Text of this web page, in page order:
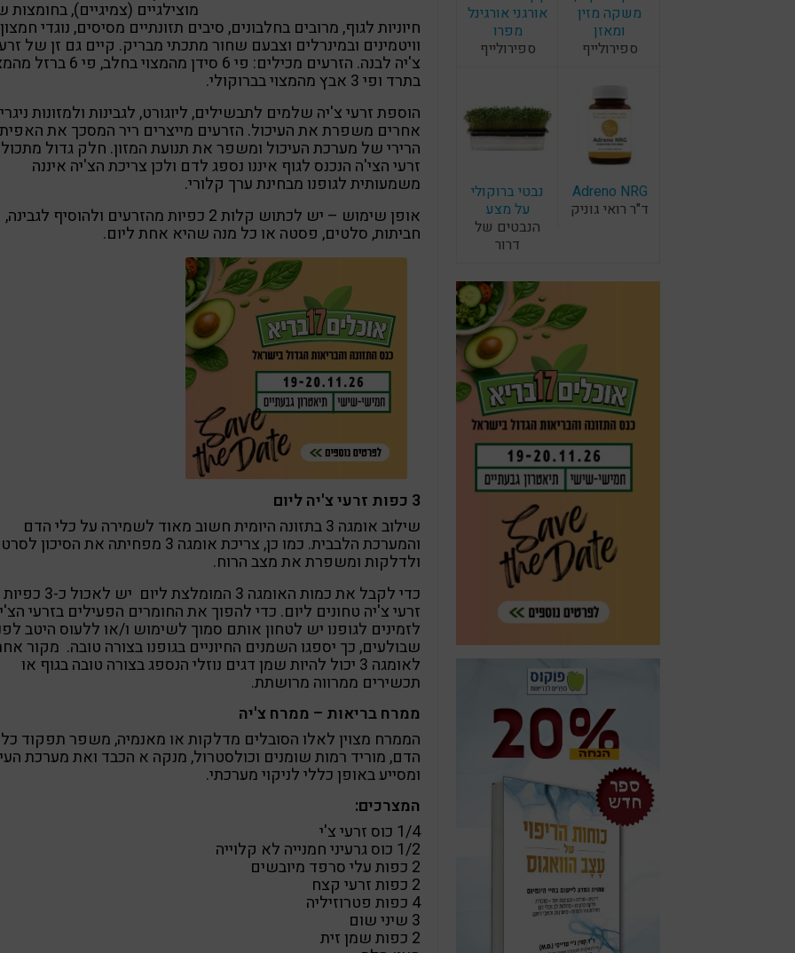
משקה מזין
ומאזן
ספירולייף
אורגני אורגינל
מפרו
ספירולייף
Adreno NRG
ד"ר רואי גוניק
נבטי ברוקולי
על מצע
הנבטים של
דרור
מוצילגיים (צמיגיים), בחומצות
חיוניות לגוף, מרובים בחלבונים, סיבים תזונתיים מסיסים, נוגדי
וויטמינים ובמינרלים וצבעם שחור מתכתי מבריק. קיים גם זן של
צ'יה לבנה. הזרעים מכילים: פי 6 סידן מהמצוי בחלב,
בתרד ופי 3 אבץ מהמצוי בברוקולי.
הוספת זרעי צ'יה שלמים לתבשילים, ליוגורט, לגבינות ולמזונות
אחרים משפרת את העיכול. הזרעים מייצרים ריר המסכך את
הרירי של מערכת העיכול ומשפר את תנועת המזון. חלק גדול
זרעי הצי'ה הנכנס לגוף איננו נספג לדם ולכן צריכת הצ'יה איננה
משמעותית לגופנו מבחינת ערך קלורי.
אופן שימוש – יש לכתוש קלות 2 כפיות מהזרעים ולהוסיף לגבינה,
חביתות, סלטים, פסטה או כל מנה שהיא אחת ליום.
3 כפות זרעי צ'יה ליום
שילוב אומגה 3 בתזונה היומית חשוב מאוד לשמירה על כלי הדם
והמערכת הלבבית. כמו כן, צריכת אומגה 3 מפחיתה את הסיכון
ולדלקות ומשפרת את מצב הרוח.
כדי לקבל את כמות האומגה 3 המומלצת ליום יש לאכול כ-3 כפיות
זרעי צ'יה טחונים ליום. כדי להפוך את החומרים הפעילים בזרעי
לזמינים לגופנו יש לטחון אותם סמוך לשימוש ו/או ללעוס היטב
שבולעים, כך יספגו השמנים החיוניים בגופנו בצורה טובה. מקור
לאומגה 3 יכול להיות שמן דגים נוזלי הנספג בצורה טובה בגוף או
תכשירים ממרווה מרושתת.
ממרח בריאות – ממרח צ'יה
הממרח מצוין לאלו הסובלים מדלקות או מאנמיה, משפר תפקוד
הדם, מוריד רמות שומנים וכולסטרול, מנקה א הכבד ואת מערכת
ומסייע באופן כללי לניקוי מערכתי.
המצרכים:
1/4 כוס זרעי צ'י
1/2 כוס גרעיני חמנייה לא קלוייה
2 כפות עלי סרפד מיובשים
2 כפות זרעי קצח
4 כפות פטרוזיליה
3 שיני שום
2 כפות שמן זית